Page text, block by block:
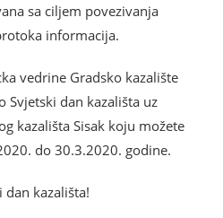
sa ciljem povezivanja
informacija.
vedrine Gradsko kazalište
Svjetski dan kazališta uz
kazališta Sisak koju možete
do 30.3.2020. godine.
dan kazališta!